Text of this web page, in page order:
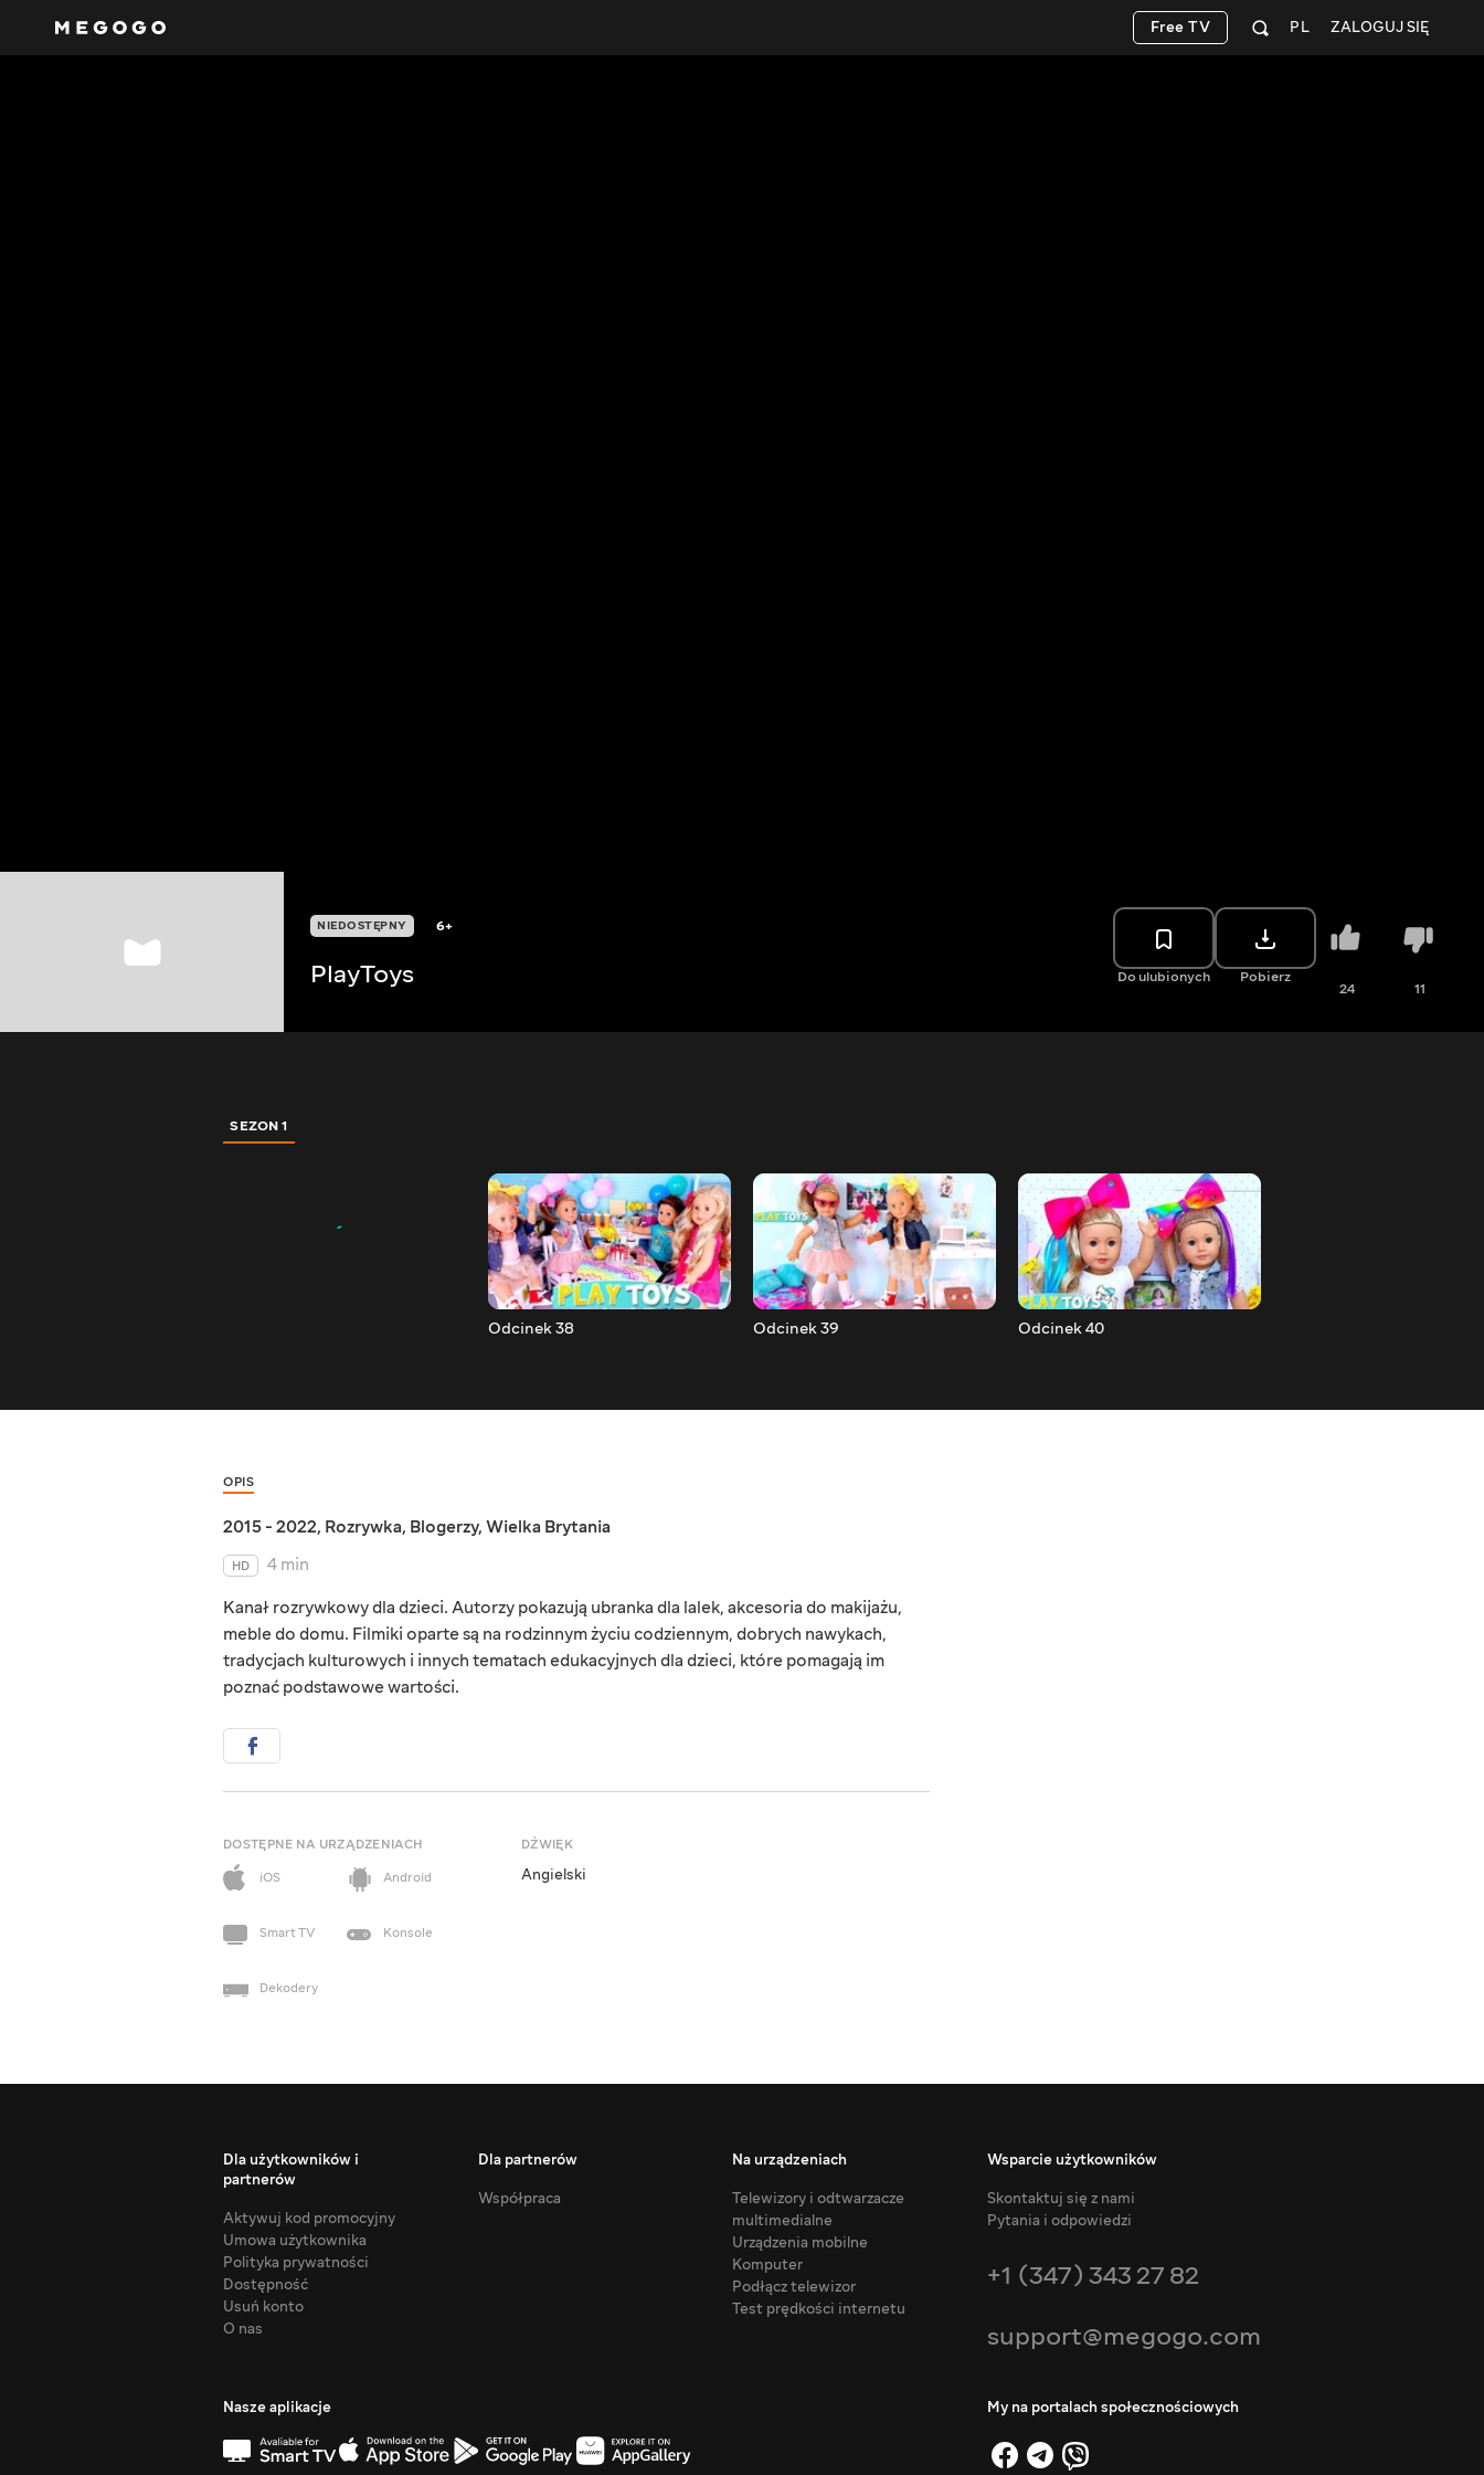
ZALOGUJ SIĘ
PL
Free TV
NIEDOSTĘPNY 6+
PlayToys Do ulubionych Pobierz
24 11
SEZON 1
Odcinek 38 Odcinek 39 Odcinek 40
OPIS
2015 - 2022, Rozrywka, Blogerzy, Wielka Brytania
HD
4 min
Kanał rozrywkowy dla dzieci. Autorzy pokazują ubranka dla lalek, akcesoria do makijażu,
meble do domu. Filmiki oparte są na rodzinnym życiu codziennym, dobrych nawykach,
tradycjach kulturowych i innych tematach edukacyjnych dla dzieci, które pomagają im
poznać podstawowe wartości.
DOSTĘPNE NA URZĄDZENIACH
iOS
Android
Smart TV Konsole
Dekodery
DŹWIĘK
Angielski
Dla użytkowników i
partnerów
Aktywuj kod promocyjny
Umowa użytkownika
Polityka prywatności
Dostępność
Usuń konto
O nas
Dla partnerów
Współpraca
Na urządzeniach
Telewizory i odtwarzacze
multimedialne
Urządzenia mobilne
Komputer
Podłącz telewizor
Test prędkości internetu
Wsparcie użytkowników
Skontaktuj się z nami
Pytania i odpowiedzi
+1 (347) 343 27 82
support@megogo.com
Nasze aplikacje My na portalach społecznościowych